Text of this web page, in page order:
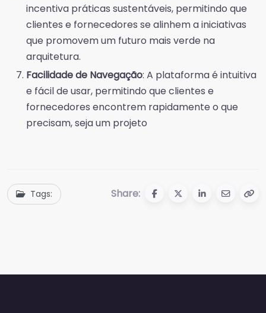
incentiva práticas sustentáveis, permitindo que
clientes e fornecedores se alinhem a iniciativas
que promovem um futuro mais verde na
arquitetura.
Facilidade de Navegação: A plataforma é intuitiva
e fácil de usar, permitindo que clientes e
fornecedores encontrem rapidamente o que
precisam, seja um projeto
Tags: Share: